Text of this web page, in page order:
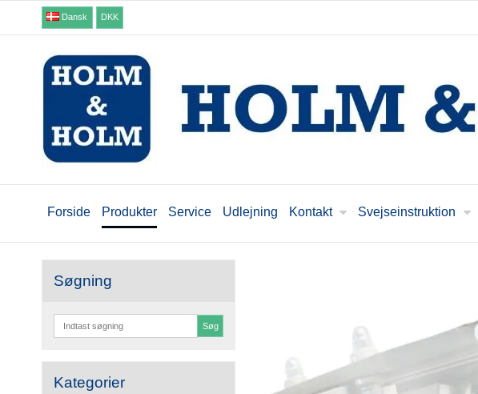
Dansk DKK
Forside Produkter Service Udlejning Kontakt Svejseinstruktion
Søgning
Søg
Kategorier